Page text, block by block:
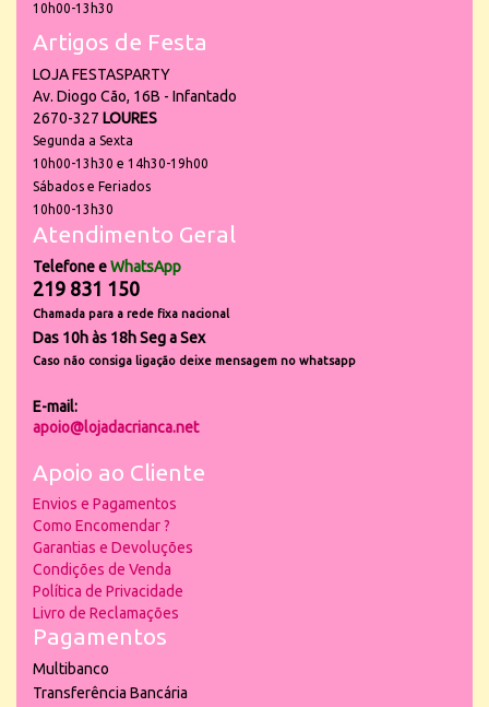
10h00-13h30
Artigos de Festa
LOJA FESTASPARTY
Av. Diogo Cão, 16B - Infantado
2670-327 LOURES
Segunda a Sexta
10h00-13h30 e 14h30-19h00
Sábados e Feriados
10h00-13h30
Atendimento Geral
Telefone eWhatsApp
219 831 150
Chamada para a rede fixa nacional
Das 10h às 18h Seg a Sex
Caso não consiga ligação deixe mensagem no whatsapp
E-mail:
apoio@lojadacrianca.net
Apoio ao Cliente
Envios e Pagamentos
Como Encomendar ?
Garantias e Devoluções
Condições de Venda
Política de Privacidade
Livro de Reclamações
Pagamentos
Multibanco
Transferência Bancária